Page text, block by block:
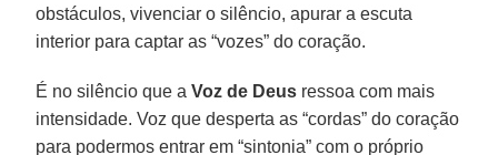
obstáculos, vivenciar o silêncio, apurar a escuta
interior para captar as “vozes” do coração.
É no silêncio que aVoz de Deus ressoa com mais
intensidade. Voz que desperta as “cordas” do coração
para podermos entrar em “sintonia” com o próprio